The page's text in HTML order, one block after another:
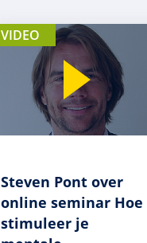
VIDEO
Steven Pont over
online seminar Hoe
stimuleer je